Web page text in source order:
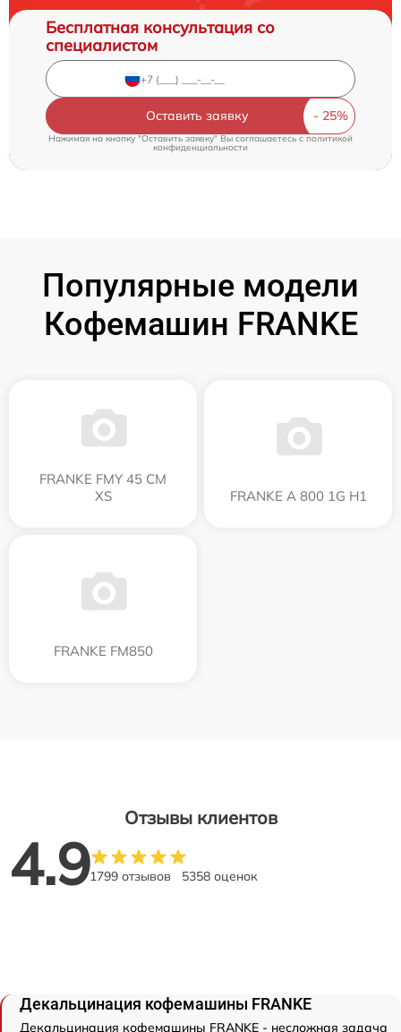
Бесплатная консультация со
специалистом
Оставить заявку
Нажимая на кнопку "Оставить заявку" Вы соглашаетесь cполитикой
конфиденциальности
Популярные модели
Кофемашин FRANKE
FRANKE FMY 45 CM
XS
FRANKE A 800 1G H1
FRANKE FM850
Отзывы клиентов
4.91799 отзывов 5358 оценок
Декальцинация кофемашины FRANKE
Декальцинация кофемашины FRANKE - несложная задача